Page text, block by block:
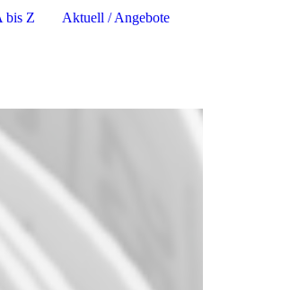
bis Z Aktuell / Angebote